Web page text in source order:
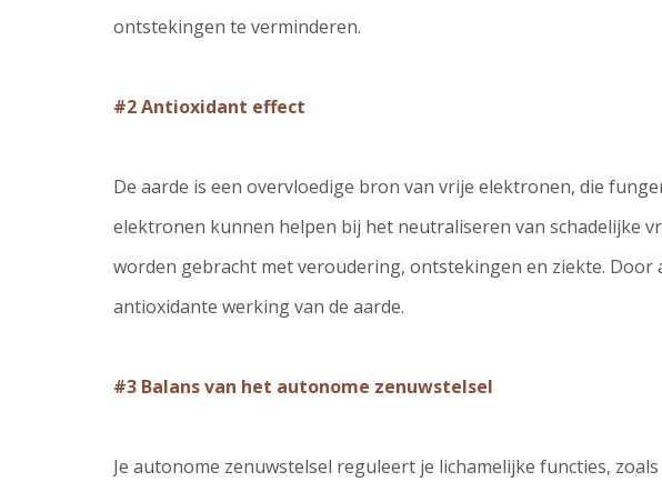
ontstekingen te verminderen.
#2 Antioxidant effect
De aarde is een overvloedige bron van vrije elektronen, die
elektronen kunnen helpen bij het neutraliseren van schadelijke
worden gebracht met veroudering, ontstekingen en ziekte. Door
antioxidante werking van de aarde.
#3 Balans van het autonome zenuwstelsel
Je autonome zenuwstelsel reguleert je lichamelijke functies,